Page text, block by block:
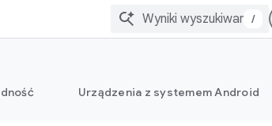
/
Urządzenia z systemem Android